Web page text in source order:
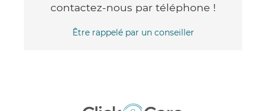
contactez-nous par téléphone !
Être rappelé par un conseiller